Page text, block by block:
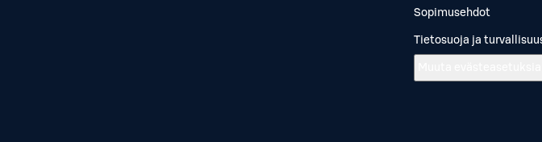
Sopimusehdot
Tietosuoja ja